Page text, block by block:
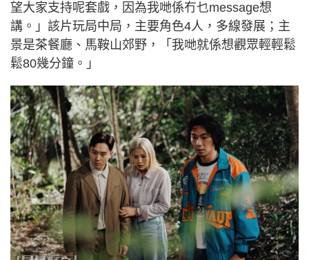
望大家支持呢套戲，因為我哋係冇乜message想
講。」該片玩局中局，主要角色4人，多線發展；主
景是茶餐廳、馬鞍山郊野，「我哋就係想觀眾輕輕鬆
鬆80幾分鐘。」